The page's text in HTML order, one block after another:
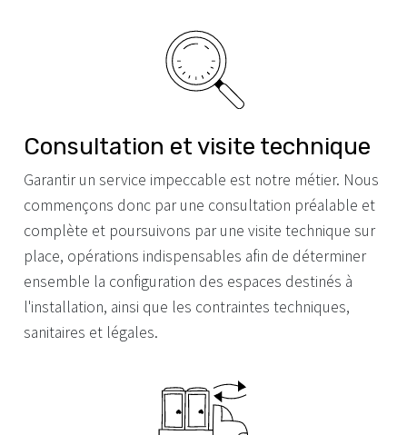
Consultation et visite technique
Garantir un service impeccable est notre métier. Nous
commençons donc par une consultation préalable et
complète et poursuivons par une visite technique sur
place, opérations indispensables afin de déterminer
ensemble la configuration des espaces destinés à
l'installation, ainsi que les contraintes techniques,
sanitaires et légales.